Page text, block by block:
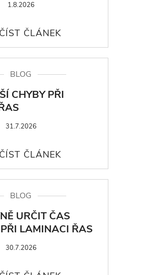
1.8.2026
BLOG
CHYBY PŘI
31.7.2026
BLOG
URČIT ČAS
LAMINACI ŘAS
30.7.2026